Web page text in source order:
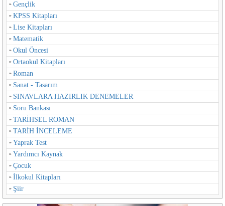
Gençlik
KPSS Kitapları
Lise Kitapları
Matematik
Okul Öncesi
Ortaokul Kitapları
Roman
Sanat - Tasarım
SINAVLARA HAZIRLIK DENEMELER
Soru Bankası
TARİHSEL ROMAN
TARİH İNCELEME
Yaprak Test
Yardımcı Kaynak
Çocuk
İlkokul Kitapları
Şiir